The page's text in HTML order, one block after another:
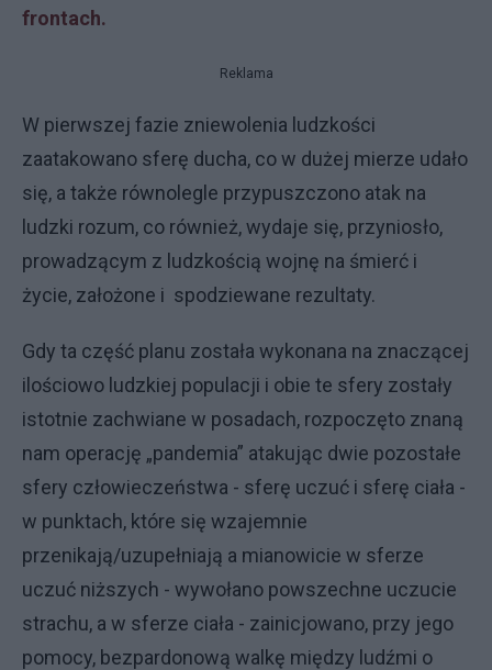
frontach.
Reklama
W pierwszej fazie zniewolenia ludzkości
zaatakowano sferę ducha, co w dużej mierze udało
się, a także równolegle przypuszczono atak na
ludzki rozum, co również, wydaje się, przyniosło,
prowadzącym z ludzkością wojnę na śmierć i
życie, założone i spodziewane rezultaty.
Gdy ta część planu została wykonana na znaczącej
ilościowo ludzkiej populacji i obie te sfery zostały
istotnie zachwiane w posadach, rozpoczęto znaną
nam operację „pandemia” atakując dwie pozostałe
sfery człowieczeństwa - sferę uczuć i sferę ciała -
w punktach, które się wzajemnie
przenikają/uzupełniają a mianowicie w sferze
uczuć niższych - wywołano powszechne uczucie
strachu, a w sferze ciała - zainicjowano, przy jego
pomocy, bezpardonową walkę między ludźmi o